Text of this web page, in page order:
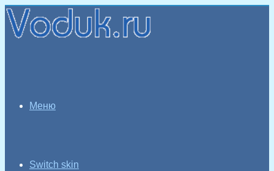
Меню
Switch skin